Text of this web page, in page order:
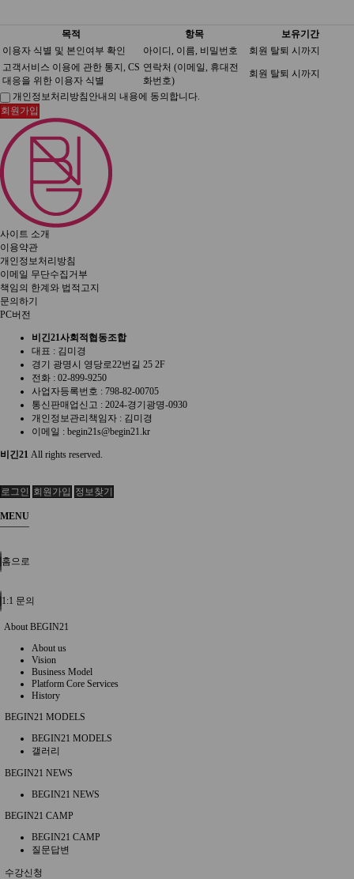
목적 항목
보유기간
이용자 식별 및 본인여부 확인
아이디, 이름, 비밀번호
회원 탈퇴 시까지
고객서비스 이용에 관한 통지, CS
대응을 위한 이용자 식별
연락처 (이메일, 휴대전
화번호)
회원 탈퇴 시까지
개인정보처리방침안내의 내용에 동의합니다.
회원가입
사이트 소개
이용약관
개인정보처리방침
이메일 무단수집거부
책임의 한계와 법적고지
문의하기
PC버전
비긴21사회적협동조합
대표 : 김미경
경기 광명시 영당로22번길 25 2F
전화 : 02-899-9250
사업자등록번호 : 798-82-00705
통신판매업신고 : 2024-경기광명-0930
개인정보관리책임자 : 김미경
이메일 : begin21s@begin21.kr
비긴21 All rights reserved.
로그인 회원가입 정보찾기
MENU
홈으로
1:1 문의
About BEGIN21
About us
Vision
Business Model
Platform Core Services
History
BEGIN21 MODELS
BEGIN21 MODELS
갤러리
BEGIN21 NEWS
BEGIN21 NEWS
BEGIN21 CAMP
BEGIN21 CAMP
질문답변
수강신청